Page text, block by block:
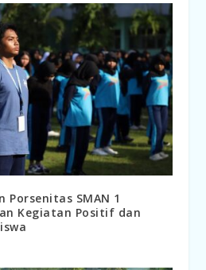
Porsenitas SMAN 1
Kegiatan Positif dan